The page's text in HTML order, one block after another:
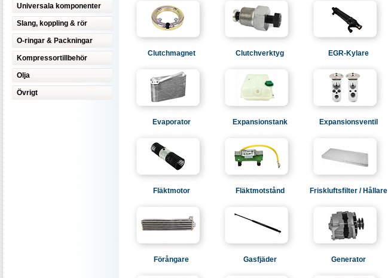
Universala komponenter
Slang, koppling & rör
O-ringar & Packningar
Kompressortillbehör
Olja
Övrigt
Clutchmagnet Clutchverktyg EGR-Kylare
Evaporator Expansionstank Expansionsventil
Fläktmotor Fläktmotstånd Friskluftsfilter / Hållare
Förångare Gasfjäder Generator